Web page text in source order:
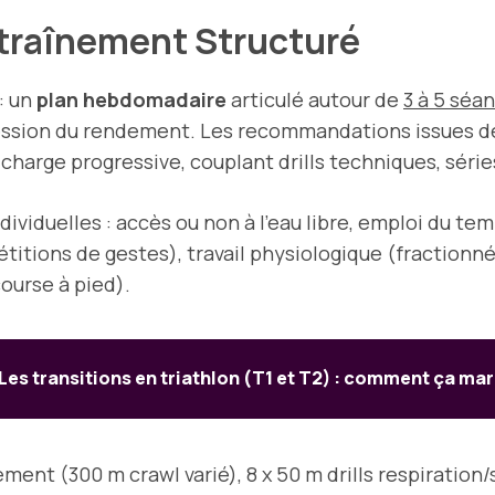
Structuré
un plan hebdomadaire articulé autour de 3 à 5
du rendement. Les recommandations issues
progressive, couplant drills techniques,
: accès ou non à l’eau libre, emploi du
de gestes), travail physiologique
à pied).
transitions en triathlon (T1 et T2) : comment ça
(300 m crawl varié), 8 x 50 m drills